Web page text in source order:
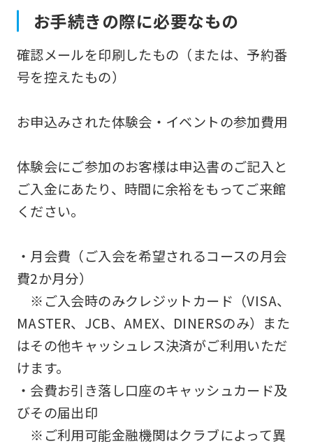
お手続きの際に必要なもの
確認メールを印刷したもの（または、予約番
号を控えたもの）
お申込みされた体験会・イベントの参加費用
体験会にご参加のお客様は申込書のご記入と
ご入金にあたり、時間に余裕をもってご来館
ください。
・月会費（ご入会を希望されるコースの月会
費2か月分）
※ご入会時のみクレジットカード（VISA、
MASTER、JCB、AMEX、DINERSのみ）また
はその他キャッシュレス決済がご利用いただ
けます。
・会費お引き落し口座のキャッシュカード及
びその届出印
※ご利用可能金融機関はクラブによって異